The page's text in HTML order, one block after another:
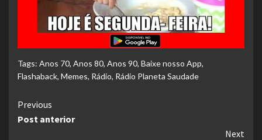
Tags: Anos 70, Anos 80, Anos 90, Baixe nosso App,
Flashaback, Memes, Rádio, Rádio Planeta Saudade
Continue
Reading
Previous
Post anterior
Next